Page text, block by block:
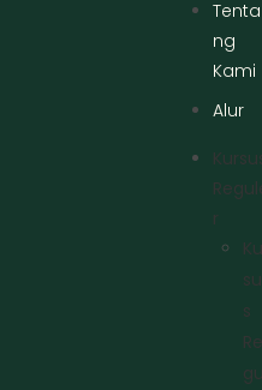
Tenta
ng
Kami
Alur
R
Su
S
Re